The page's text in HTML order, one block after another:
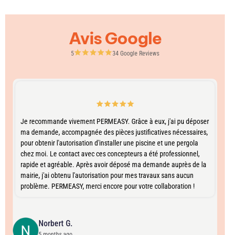
Avis Google
5 34 Google Reviews
Je recommande vivement PERMEASY. Grâce à eux, j'ai pu déposer
ma demande, accompagnée des pièces justificatives nécessaires,
pour obtenir l'autorisation d'installer une piscine et une pergola
chez moi. Le contact avec ces concepteurs a été professionnel,
rapide et agréable. Après avoir déposé ma demande auprès de la
mairie, j'ai obtenu l'autorisation pour mes travaux sans aucun
problème. PERMEASY, merci encore pour votre collaboration !
Norbert G.